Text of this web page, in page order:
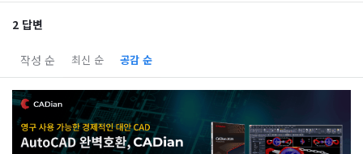
2 답변
작성 순 최신 순 공감 순